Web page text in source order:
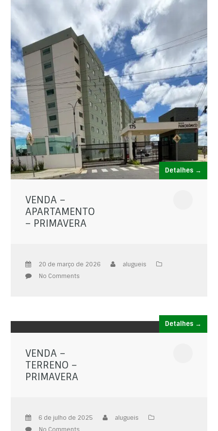
Detalhes →
VENDA –
APARTAMENTO
– PRIMAVERA
20 de março de 2026
alugueis
No Comments
Detalhes →
VENDA –
TERRENO –
PRIMAVERA
6 de julho de 2025
alugueis